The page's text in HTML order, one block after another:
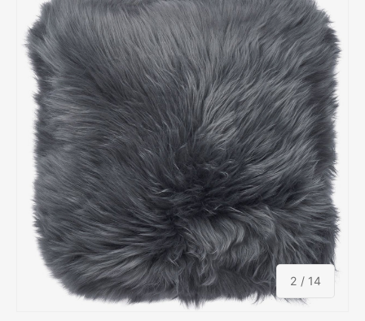
Ga direct naar productinformatie
2 / van
14